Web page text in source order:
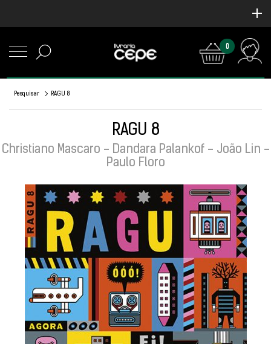
0
Pesquisar RAGU 8
RAGU 8
Christiano Mascaro - Dandara Palankof - João Lin -
Paulo Floro